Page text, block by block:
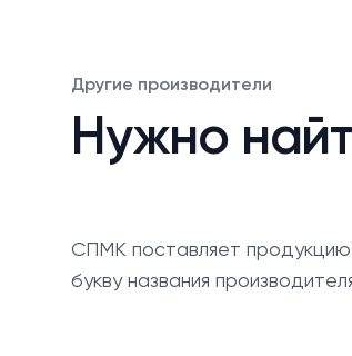
Другие производители
Нужно
СПМК поставляет
букву названия